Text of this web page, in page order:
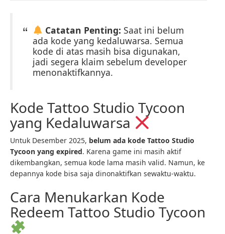
Catatan Penting: Saat ini belum
ada kode yang kedaluwarsa. Semua
kode di atas masih bisa digunakan,
jadi segera klaim sebelum developer
menonaktifkannya.
Kode Tattoo Studio Tycoon
yang Kedaluwarsa
Untuk Desember 2025, belum ada kode Tattoo Studio
Tycoon yang expired. Karena game ini masih aktif
dikembangkan, semua kode lama masih valid. Namun, ke
depannya kode bisa saja dinonaktifkan sewaktu-waktu.
Cara Menukarkan Kode
Redeem Tattoo Studio Tycoon